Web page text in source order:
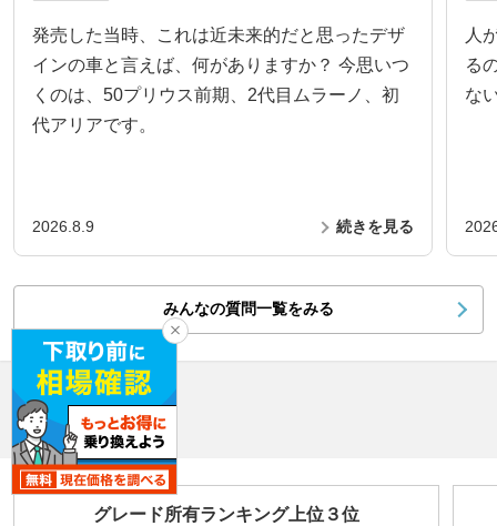
発売した当時、これは近未来的だと思ったデザ
インの車と言えば、何がありますか？ 今思いつ
くのは、50プリウス前期、2代目ムラーノ、初
代アリアです。
2026.8.9 続きを見る
人
る
な
みんなの質問一覧をみる
所有者データ
ムラーノ
グレード所有ランキング上位３位